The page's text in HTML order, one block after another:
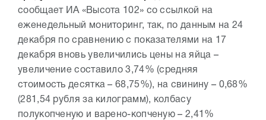
сообщает ИА «Высота 102» со ссылкой на
еженедельный мониторинг, так, по данным на 24
декабря по сравнению с показателями на 17
декабря вновь увеличились цены на яйца –
увеличение составило 3,74% (средняя
стоимость десятка – 68,75%), на свинину – 0,68%
(281,54 рубля за килограмм), колбасу
полукопченую и варено-копченую – 2,41%